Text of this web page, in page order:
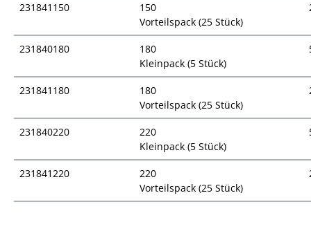
231841150
150
Vorteilspack (25 Stück)
231840180
180
Kleinpack (5 Stück)
231841180
180
Vorteilspack (25 Stück)
231840220
220
Kleinpack (5 Stück)
231841220
220
Vorteilspack (25 Stück)